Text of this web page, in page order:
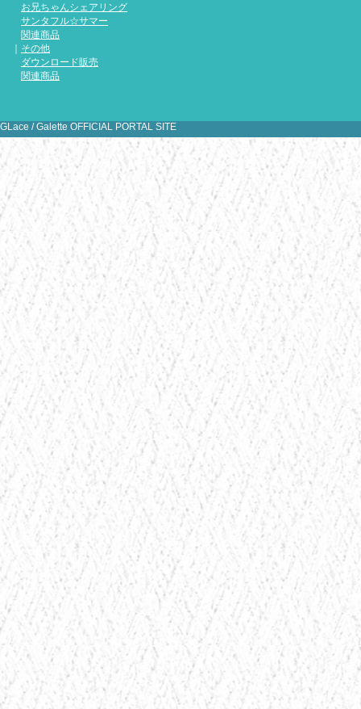
お兄ちゃんシェアリング
サンタフル☆サマー
関連商品
その他
ダウンロード販売
関連商品
GLace / Galette OFFICIAL PORTAL SITE